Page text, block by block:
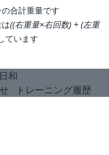
合計重量です
((右重量×右回数) + (左重
ています
和
トレーニング履歴